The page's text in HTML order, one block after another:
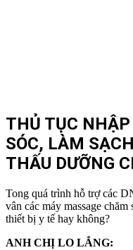
THỦ TỤC
SÓC, LÀM
THẤU DƯỠNG
Tong quá trình hỗ trợ các
vân các máy massage
thiết bị y tế hay không?
ANH CHỊ LO LẮNG: